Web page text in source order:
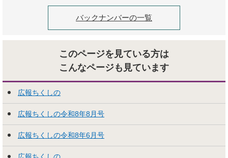
バックナンバーの一覧
このページを見ている方は
こんなページも見ています
広報ちくしの
広報ちくしの令和8年8月号
広報ちくしの令和8年6月号
広報ちくしの